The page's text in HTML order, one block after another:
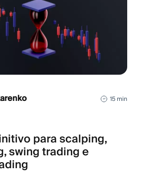
15 min
para scalping,
swing trading e